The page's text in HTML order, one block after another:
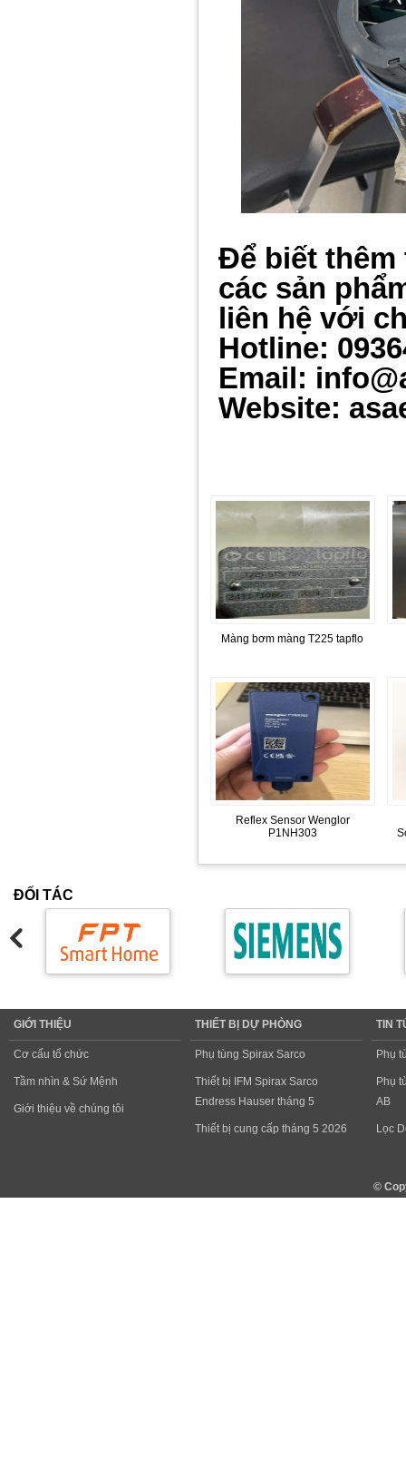
Để biết thêm
các sản ph
liên hệ với
Hotline:
Email:
Website:
Màng bơm màng T225 tapflo
Reflex Sensor Wenglor
P1NH303
ĐỐI TÁC
GIỚI THIỆU
Cơ cấu tổ chức
Tầm nhìn & Sứ Mệnh
Giới thiệu về chúng tôi
THIẾT BỊ DỰ PHÒNG
Phụ tùng Spirax Sarco
Thiết bị IFM Spirax Sarco
Endress Hauser tháng 5
Thiết bị cung cấp tháng 5 2026
TIN
Phụ
Phụ
AB
Lọc
©